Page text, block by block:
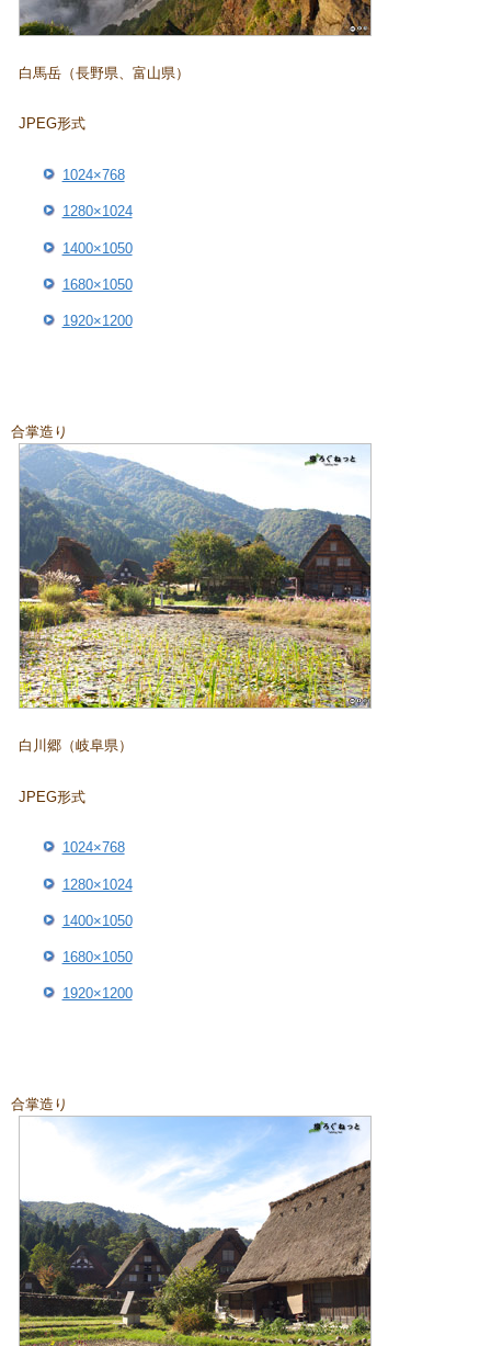
白馬岳（長野県、富山県）
JPEG形式
1024×768
1280×1024
1400×1050
1680×1050
1920×1200
合掌造り
白川郷（岐阜県）
JPEG形式
1024×768
1280×1024
1400×1050
1680×1050
1920×1200
合掌造り